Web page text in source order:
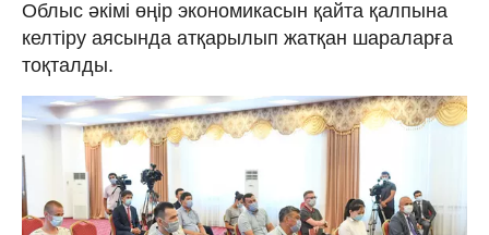
Облыс әкімі өңір экономикасын қайта қалпына
келтіру аясында атқарылып жатқан шараларға
тоқталды.